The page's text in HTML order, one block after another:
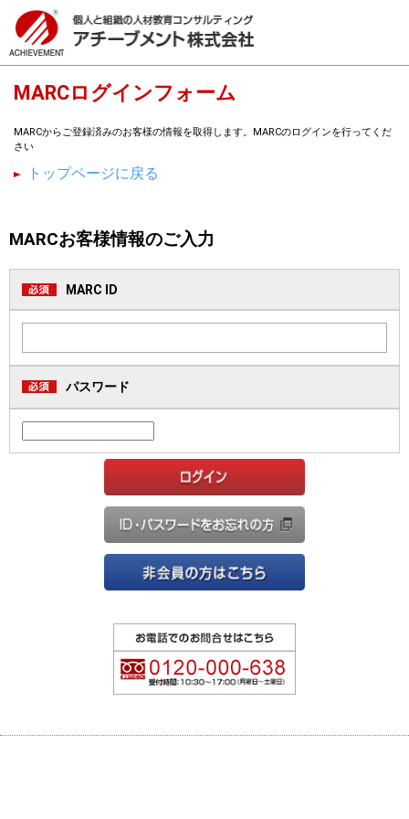
MARCログインフォーム
MARCからご登録済みのお客様の情報を取得します。MARCのログインを行ってくだ
さい
トップページに戻る
MARCお客様情報のご入力
MARC ID
パスワード